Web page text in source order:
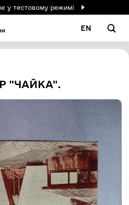
у тестовому режимі
EN
"ЧАЙКА".